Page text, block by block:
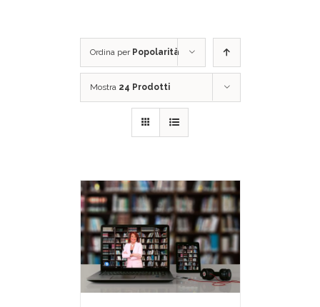
Ordina per Popolarità
Mostra 24 Prodotti